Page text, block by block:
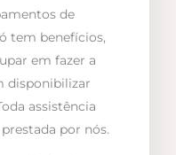
de
tem benefícios,
em fazer a
disponibilizar
assistência
por nós.